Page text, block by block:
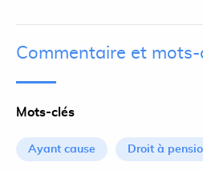
Commentaire et mots-
Mots-clés
Ayant cause Droit à